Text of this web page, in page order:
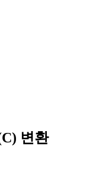
변환